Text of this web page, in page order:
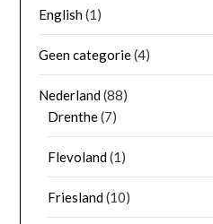
English(1)
Geen categorie(4)
Nederland(88)
Drenthe(7)
Flevoland(1)
Friesland(10)